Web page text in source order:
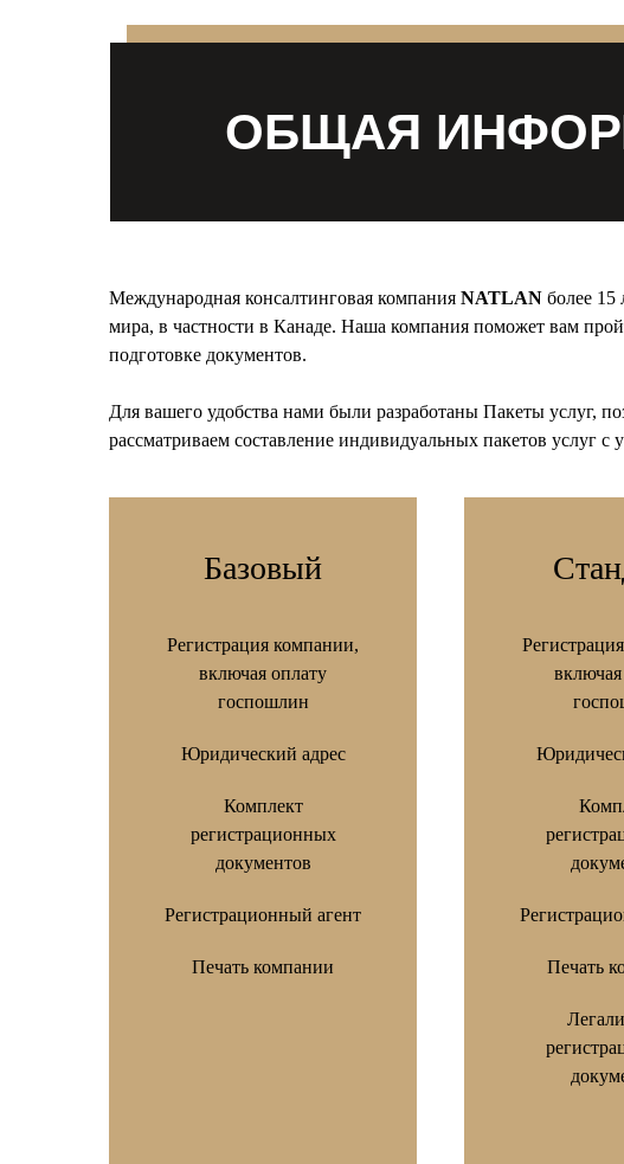
ОБЩАЯ
Международная консалтинговая компания NATLAN более 15
мира, в частности в Канаде. Наша компания поможет вам
подготовке документов.
Для вашего удобства нами были разработаны Пакеты услуг,
рассматриваем составление индивидуальных пакетов услуг с
Базовый
Регистрация компании,
включая оплату
госпошлин
Юридический адрес
Комплект
регистрационных
документов
Регистрационный агент
Печать компании Печать